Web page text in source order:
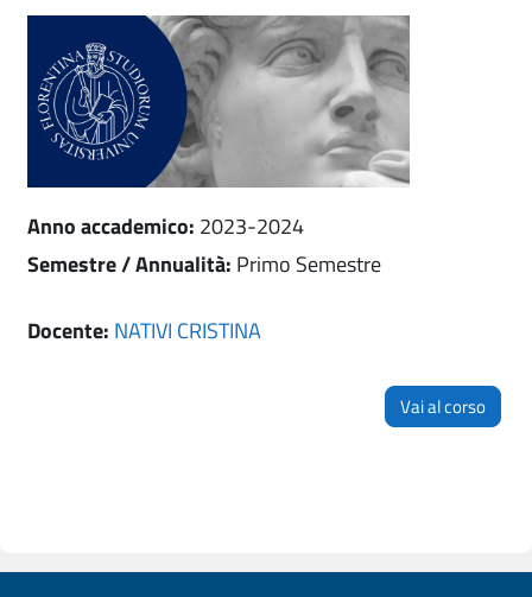
Anno accademico: 2023-2024
Semestre / Annualità: Primo Semestre
Docente: NATIVI CRISTINA
Vai al corso